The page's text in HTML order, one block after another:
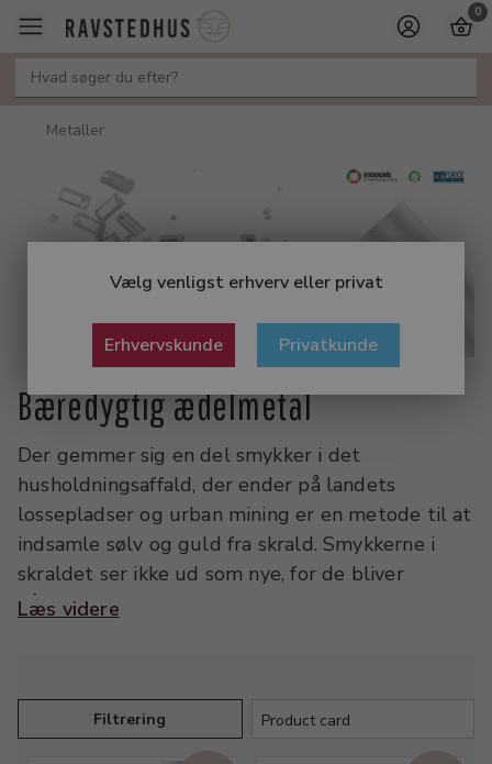
Vælg venligst erhverv eller privat
Erhvervskunde Privatkunde
0
Metaller
Bæredygtig ædelmetal
Der gemmer sig en del smykker i det
husholdningsaffald, der ender på landets
lossepladser og urban mining er en metode til at
indsamle sølv og guld fra skrald. Smykkerne i
skraldet ser ikke ud som nye, for de bliver
påvirket af varmen og mister deres oprindelige
traditionel minedrift og metallerne kan benyttes
på lige fod med ”almindeligt” guld og sølv.
Læs videre
Filtrering